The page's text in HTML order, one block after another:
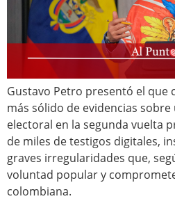
Gustavo Petro presentó el que
más sólido de evidencias
electoral en la segunda vuelta
de miles de testigos digitales,
graves irregularidades que,
voluntad popular y
colombiana.